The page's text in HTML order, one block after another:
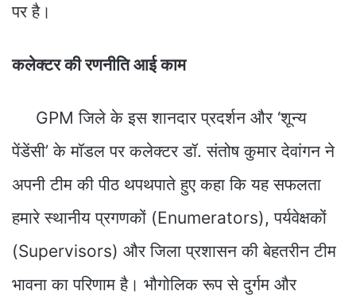
पर है।
​कलेक्टर की रणनीति आई काम
GPM जिले के इस शानदार प्रदर्शन और ‘शून्य
पेंडेंसी’ के मॉडल पर कलेक्टर डॉ. संतोष कुमार देवांगन ने
अपनी टीम की पीठ थपथपाते हुए कहा कि यह सफलता
हमारे स्थानीय प्रगणकों (Enumerators), पर्यवेक्षकों
(Supervisors) और जिला प्रशासन की बेहतरीन टीम
भावना का परिणाम है। भौगोलिक रूप से दुर्गम और